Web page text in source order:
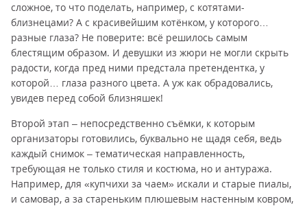
сложное, то что поделать, например, с котятами-
близнецами? А с красивейшим котёнком, у которого…
разные глаза? Не поверите: всё решилось самым
блестящим образом. И девушки из жюри не могли скрыть
радости, когда пред ними предстала претендентка, у
которой… глаза разного цвета. А уж как обрадовались,
увидев перед собой близняшек!
Второй этап – непосредственно съёмки, к которым
организаторы готовились, буквально не щадя себя, ведь
каждый снимок – тематическая направленность,
требующая не только стиля и костюма, но и антуража.
Например, для «купчихи за чаем» искали и старые пиалы,
и самовар, а за стареньким плюшевым настенным ковром,